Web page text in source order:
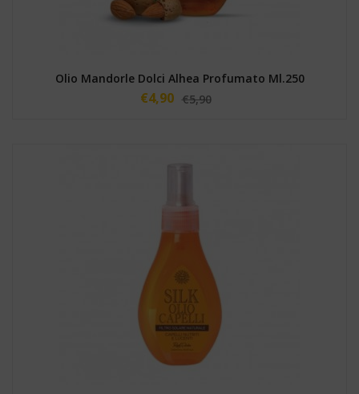
Olio Mandorle Dolci Alhea Profumato Ml.250
€5,90
€4,90